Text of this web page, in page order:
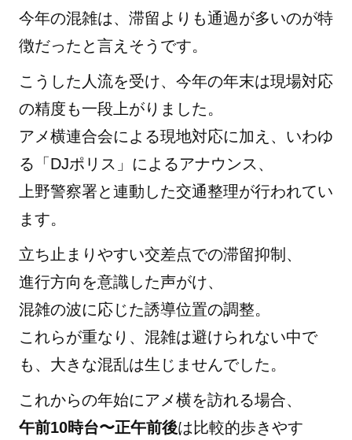
今年の混雑は、滞留よりも通過が多いのが特
徴だったと言えそうです。
こうした人流を受け、今年の年末は現場対応
の精度も一段上がりました。
アメ横連合会による現地対応に加え、いわゆ
る「DJポリス」によるアナウンス、
上野警察署と連動した交通整理が行われてい
ます。
立ち止まりやすい交差点での滞留抑制、
進行方向を意識した声がけ、
混雑の波に応じた誘導位置の調整。
これらが重なり、混雑は避けられない中で
も、大きな混乱は生じませんでした。
これからの年始にアメ横を訪れる場合、
午前10時台〜正午前後は比較的歩きやす